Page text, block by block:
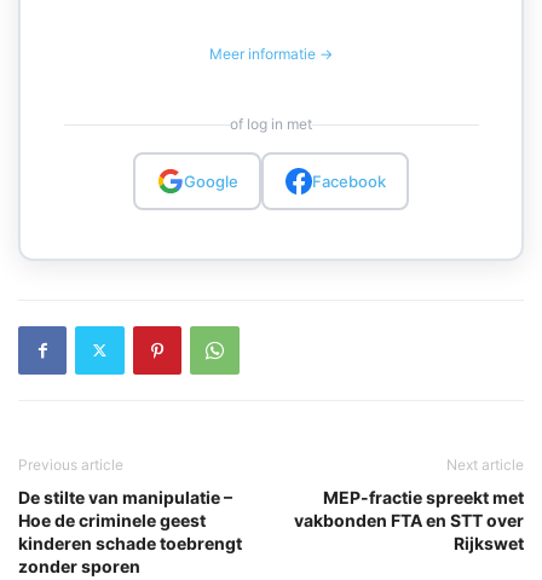
Meer informatie →
of log in met
Google Facebook
Previous article
De stilte van manipulatie –
Hoe de criminele geest
kinderen schade toebrengt
zonder sporen
Next article
MEP-fractie spreekt met
vakbonden FTA en STT over
Rijkswet